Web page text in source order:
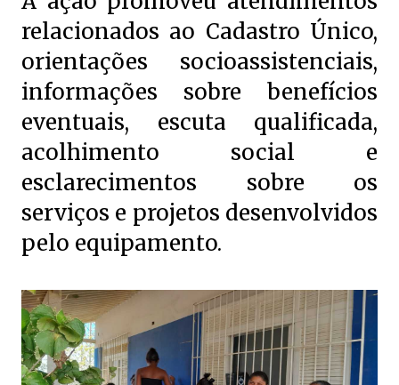
relacionados ao Cadastro Único,
orientações socioassistenciais,
informações sobre benefícios
eventuais, escuta qualificada,
acolhimento social e
esclarecimentos sobre os
serviços e projetos desenvolvidos
pelo equipamento.